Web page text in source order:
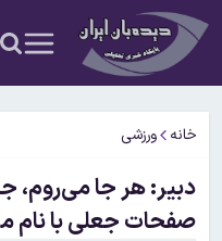
خانه ورزشی
دبیر: هر جا
صفحات جعلی با